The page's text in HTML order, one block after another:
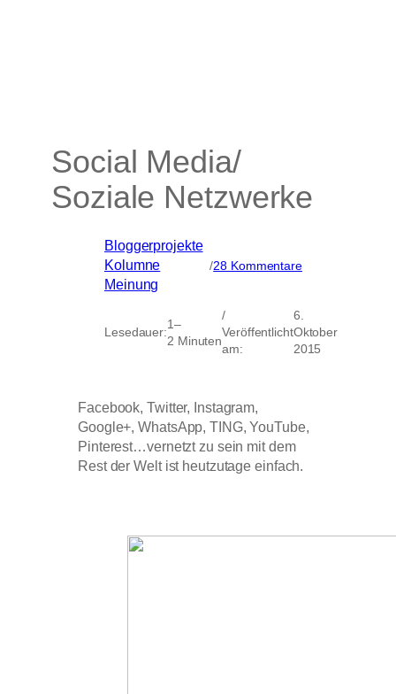
Social Media/
Soziale Netzwerke
Bloggerprojekte
Kolumne
Meinung
/28 Kommentarezu
Netzwerke
Lesedauer:
1–
2 Minuten
/
Veröffentlicht
am:
6.
Oktober
2015
Facebook, Twitter, Instagram,
Google+, WhatsApp, TING, YouTube,
Pinterest…vernetzt zu sein mit dem
Rest der Welt ist heutzutage einfach.